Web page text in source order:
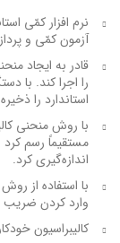
نرم افزار کمّی
آزمون کمّی و
قادر به ایجاد
استاندارد را
با روش منحنی
مستقیماً رسم
اندازه‌گیری کرد.
با استفاده از
وارد کردن ضریب
کالیبراسیون